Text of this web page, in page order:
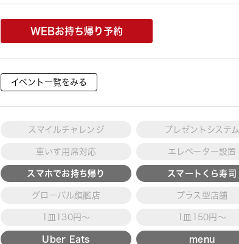
WEBお持ち帰り予約
イベント一覧をみる
スマイルチャレンジ プレゼントシステム
車いす用席対応 エレベーター設置
スマホでお持ち帰り スマートくら寿司
グローバル旗艦店 プラス型店舗
1皿130円～ 1皿150円～
Uber Eats menu